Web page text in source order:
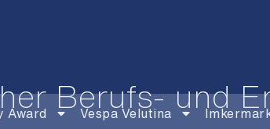
Berufs- und
Award Vespa Velutina